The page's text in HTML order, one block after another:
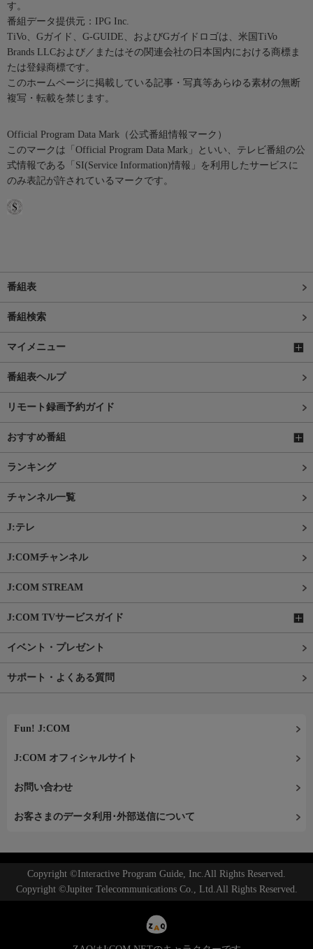
す。
番組データ提供元：IPG Inc.
TiVo、Gガイド、G-GUIDE、およびGガイドロゴは、米国TiVo
Brands LLCおよび／またはその関連会社の日本国内における商標ま
たは登録商標です。
このホームページに掲載している記事・写真等あらゆる素材の無断
複写・転載を禁じます。
Official Program Data Mark（公式番組情報マーク）
このマークは「Official Program Data Mark」といい、テレビ番組の公
式情報である「SI(Service Information)情報」を利用したサービスに
のみ表記が許されているマークです。
番組表
番組検索
マイメニュー
番組表ヘルプ
リモート録画予約ガイド
おすすめ番組
ランキング
チャンネル一覧
J:テレ
J:COMチャンネル
J:COM STREAM
J:COM TVサービスガイド
イベント・プレゼント
サポート・よくある質問
Fun! J:COM
J:COM オフィシャルサイト
お問い合わせ
お客さまのデータ利用･外部送信について
Copyright ©Interactive Program Guide, Inc.All Rights Reserved.
Copyright ©Jupiter Telecommunications Co., Ltd.All Rights Reserved.